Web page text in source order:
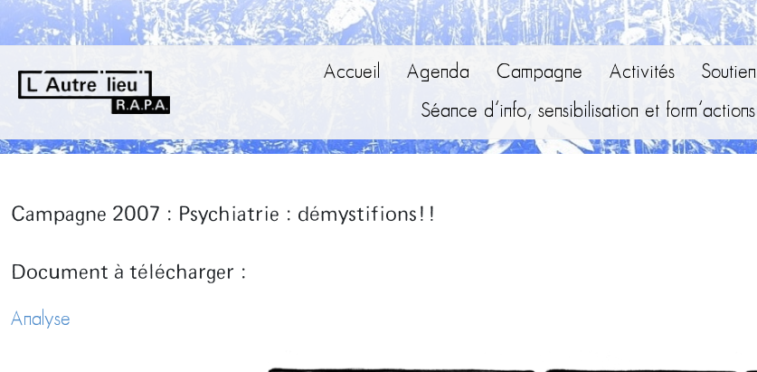
Accueil Agenda Campagne Activités Soutien
Séance d’info, sensibilisation et form’actions
Campagne 2007 : Psychiatrie : démystifions!!
Document à télécharger :
Analyse